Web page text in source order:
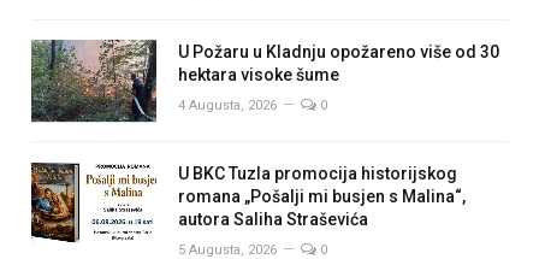
U Požaru u Kladnju opožareno više od 30
hektara visoke šume
4 Augusta, 2026 0
U BKC Tuzla promocija historijskog
romana „Pošalji mi busjen s Malina“,
autora Saliha Straševića
5 Augusta, 2026 0